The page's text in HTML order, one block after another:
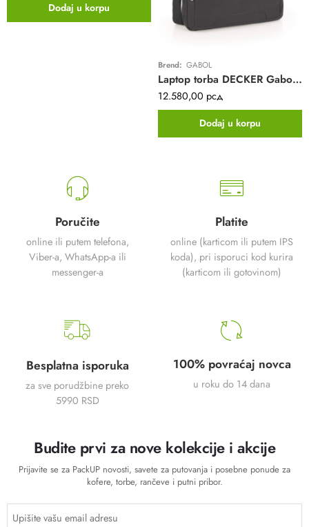
Dodaj u korpu
Brend: GABOL
Laptop torba DECKER Gabol | siva | business | eko koža | 15,6″
12.580,00 рсд
Dodaj u korpu
Poručite
online ili putem telefona,
Viber-a, WhatsApp-a ili
messenger-a
Platite
online (karticom ili putem IPS
koda), pri isporuci kod kurira
(karticom ili gotovinom)
Besplatna isporuka
za sve porudžbine preko
5990 RSD
100% povraćaj novca
u roku do 14 dana
Budite prvi za nove kolekcije i akcije
Prijavite se za PackUP novosti, savete za putovanja i posebne ponude za
kofere, torbe, rančeve i putni pribor.